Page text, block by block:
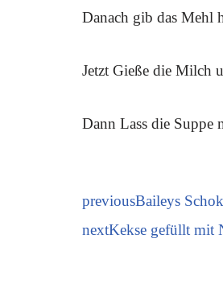
Danach gib das Mehl
Jetzt Gieße die Milch
Dann Lass die Suppe
previousBaileys
nextKekse gefüllt mit